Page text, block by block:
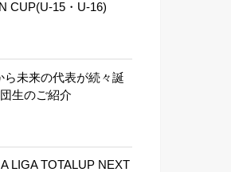
CUP(U-15・U-16)
ら未来の代表が続々誕
生のご紹介
LIGA TOTALUP NEXT